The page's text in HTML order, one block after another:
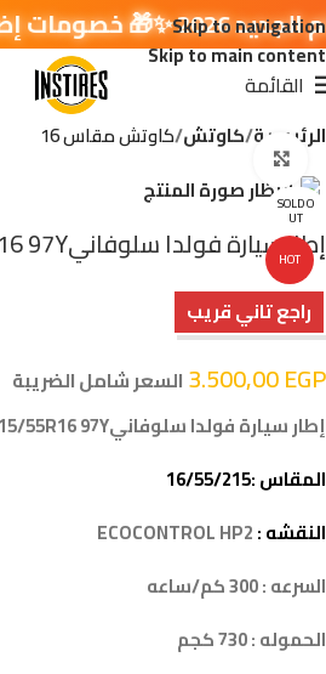
Skip to navigation
Skip to main content
القائمة
الرئيسية كاوتش كاوتش مقاس 16
SOLD O
UT
HOT
إطار سيارة فولدا سلوفانيFULDA 215/55R16 97Y
راجع تاني قريب
3.500,00EGP
السعر شامل الضريبة
إطار سيارة فولدا سلوفانيFULDA 215/55R16 97Y
المقاس :16/55/215
النقشه :ECOCONTROL HP2
السرعه : 300 كم/ساعه
الحموله : 730 كجم
التسوق 🔥